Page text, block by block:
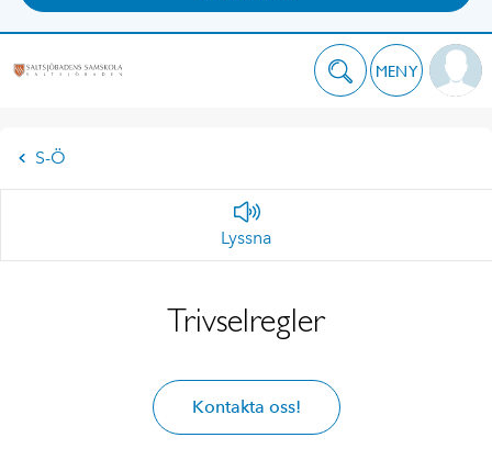
MENY
S-Ö
Lyssna
Trivselregler
Kontakta oss!